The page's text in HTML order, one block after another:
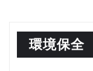
環境保全